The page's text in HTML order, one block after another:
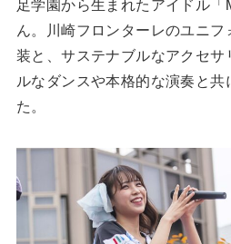
ん。川崎フロンターレのユニ
装と、サステナブルなアクセ
ルなダンスや本格的な演奏と
た。